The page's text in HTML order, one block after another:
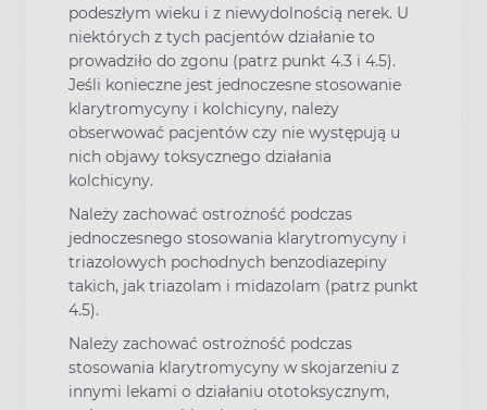
podeszłym wieku i z niewydolnością nerek. U
niektórych z tych pacjentów działanie to
prowadziło do zgonu (patrz punkt 4.3 i 4.5).
Jeśli konieczne jest jednoczesne stosowanie
klarytromycyny i kolchicyny, należy
obserwować pacjentów czy nie występują u
nich objawy toksycznego działania
kolchicyny.
Należy zachować ostrożność podczas
jednoczesnego stosowania klarytromycyny i
triazolowych pochodnych benzodiazepiny
takich, jak triazolam i midazolam (patrz punkt
4.5).
Należy zachować ostrożność podczas
stosowania klarytromycyny w skojarzeniu z
innymi lekami o działaniu ototoksycznym,